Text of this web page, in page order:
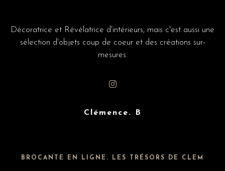
Décoratrice et Révélatrice d'intérieurs, mais c'est aussi une
sélection d'objets coup de coeur et des créations sur-
mesures.
Clémence. B
BROCANTE EN LIGNE. LES TRÉSORS DE CLEM